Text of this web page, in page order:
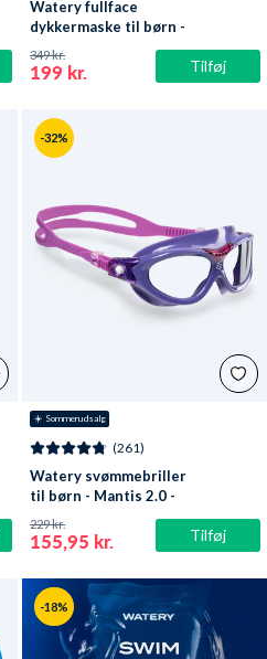
Tilføj
Watery fullface
dykkermaske til børn -
Oxygen - Atlantic Blue
199 kr.
349 kr.
-32%
☀️ Sommerudsalg
Tilføj
(261)
Watery svømmebriller
til børn - Mantis 2.0 -
Lilla/klar
155,95 kr.
229 kr.
-18%